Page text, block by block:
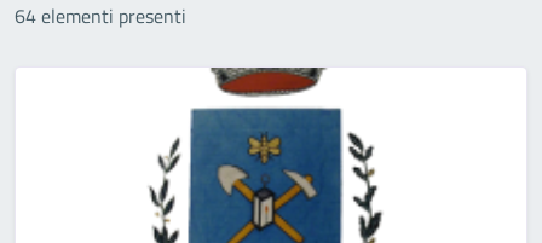
64 elementi presenti